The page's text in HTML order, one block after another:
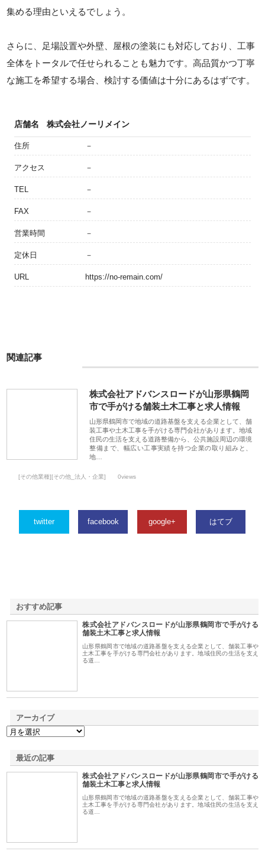
集める理由といえるでしょう。
さらに、足場設置や外壁、屋根の塗装にも対応しており、工事
全体をトータルで任せられることも魅力です。高品質かつ丁寧
な施工を希望する場合、検討する価値は十分にあるはずです。
店舗名 株式会社ノーリメイン
住所 －
アクセス －
TEL －
FAX －
営業時間 －
定休日 －
URL https://no-remain.com/
関連記事
株式会社アドバンスロードが山形県鶴岡
市で手がける舗装土木工事と求人情報
山形県鶴岡市で地域の道路基盤を支える企業として、舗
装工事や土木工事を手がける専門会社があります。地域
住民の生活を支える道路整備から、公共施設周辺の環境
整備まで、幅広い工事実績を持つ企業の取り組みと、
地…
[その他業種][その他_法人・企業] 0views
twitter facebook google+ はてブ
おすすめ記事
株式会社アドバンスロードが山形県鶴岡市で手がける
舗装土木工事と求人情報
山形県鶴岡市で地域の道路基盤を支える企業として、舗装工事や
土木工事を手がける専門会社があります。地域住民の生活を支え
る道…
アーカイブ
最近の記事
株式会社アドバンスロードが山形県鶴岡市で手がける
舗装土木工事と求人情報
山形県鶴岡市で地域の道路基盤を支える企業として、舗装工事や
土木工事を手がける専門会社があります。地域住民の生活を支え
る道…